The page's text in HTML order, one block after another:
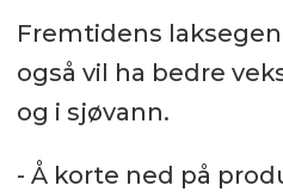
Fremtidens
også vil ha bedre
og i sjøvann.
- Å korte ned på